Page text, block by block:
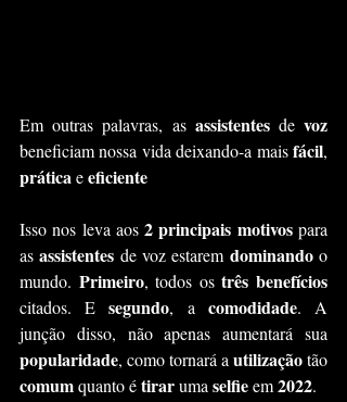
Em outras palavras, as assistentes de voz
beneficiam nossa vida deixando-a mais fácil
prática e eficiente
Isso nos leva aos 2 principais motivos para
as assistentes de voz estarem dominando o
mundo. Primeiro, todos os
citados. E segundo, a comodidade. A
popularidade, como tornará a utilização
comum quanto é tirar uma selfie em 2022.